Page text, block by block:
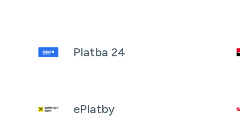
Platba 24
ePlatby